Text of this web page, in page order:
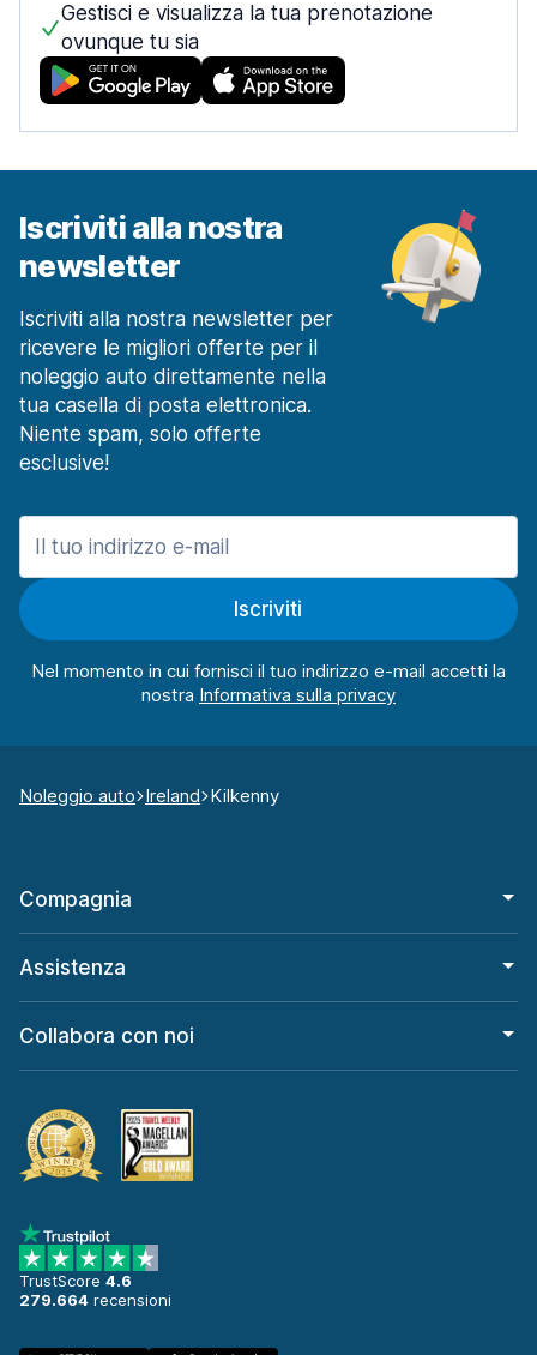
Gestisci e visualizza la tua prenotazione
ovunque tu sia
Iscriviti alla nostra
newsletter
Iscriviti alla nostra newsletter per
ricevere le migliori offerte per il
noleggio auto direttamente nella
tua casella di posta elettronica.
Niente spam, solo offerte
esclusive!
Iscriviti
Nel momento in cui fornisci il tuo indirizzo e-mail accetti la
nostra
Noleggio auto Ireland Kilkenny
Compagnia
Assistenza
Collabora con noi
TrustScore 4.6
279.664 recensioni